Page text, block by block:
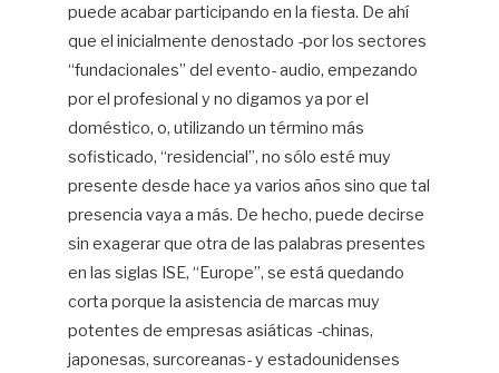
puede acabar participando en la fiesta. De ahí
que el inicialmente denostado -por los sectores
“fundacionales” del evento- audio, empezando
por el profesional y no digamos ya por el
doméstico, o, utilizando un término más
sofisticado, “residencial”, no sólo esté muy
presente desde hace ya varios años sino que tal
presencia vaya a más. De hecho, puede decirse
sin exagerar que otra de las palabras presentes
en las siglas ISE, “Europe”, se está quedando
corta porque la asistencia de marcas muy
potentes de empresas asiáticas -chinas,
japonesas, surcoreanas- y estadounidenses